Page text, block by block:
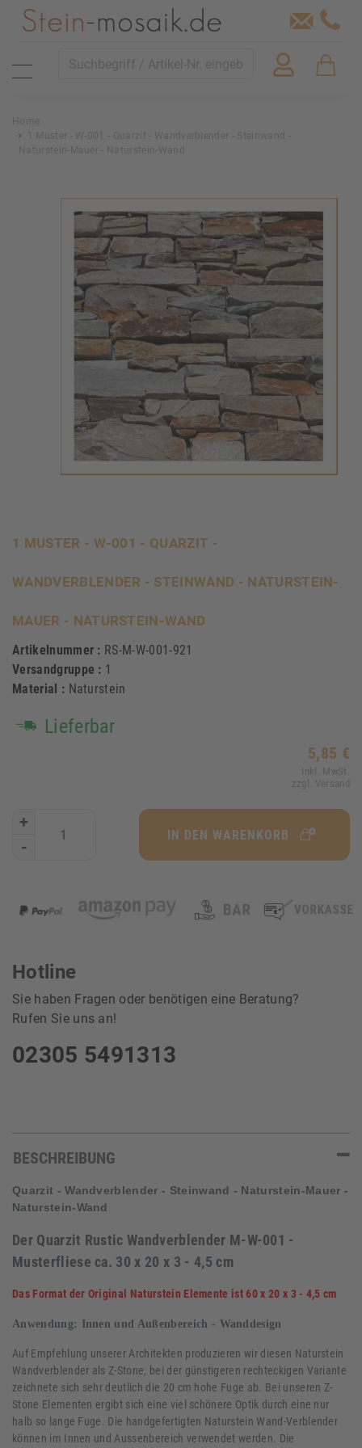
Home
1 Muster - W-001 - Quarzit - Wandverblender - Steinwand -
Naturstein-Mauer - Naturstein-Wand
1 MUSTER - W-001 - QUARZIT -
WANDVERBLENDER - STEINWAND - NATURSTEIN-
MAUER - NATURSTEIN-WAND
Artikelnummer : RS-M-W-001-921
Versandgruppe : 1
Material : Naturstein
Lieferbar
5,85 €
Inkl. MwSt.
zzgl. Versand
+
-
IN DEN WARENKORB
Hotline
Sie haben Fragen oder benötigen eine Beratung?
Rufen Sie uns an!
02305 5491313
BESCHREIBUNG
Quarzit - Wandverblender - Steinwand - Naturstein-Mauer -
Naturstein-Wand
Der Quarzit Rustic Wandverblender M-W-001 -
Musterfliese ca. 30 x 20 x 3 - 4,5 cm
Das Format der Original Naturstein Elemente ist 60 x 20 x 3 - 4,5 cm
Anwendung: Innen und Außenbereich - Wanddesign
Auf Empfehlung unserer Architekten produzieren wir diesen Naturstein
Wandverblender als Z-Stone, bei der günstigeren rechteckigen Variante
zeichnete sich sehr deutlich die 20 cm hohe Fuge ab. Bei unseren Z-
Stone Elementen ergibt sich eine viel schönere Optik durch eine nur
halb so lange Fuge. Die handgefertigten Naturstein Wand-Verblender
können im Innen und Aussenbereich verwendet werden. Die